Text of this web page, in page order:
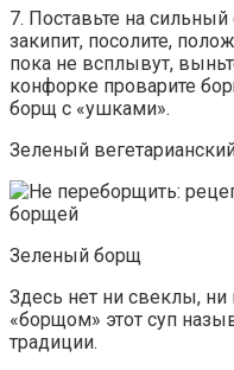
7. Поставьте на
закипит, посолите,
пока не всплывут,
конфорке проварите
борщ с «ушками».
Зеленый
Зеленый борщ
Здесь нет ни свеклы, ни
«борщом» этот суп
традиции.